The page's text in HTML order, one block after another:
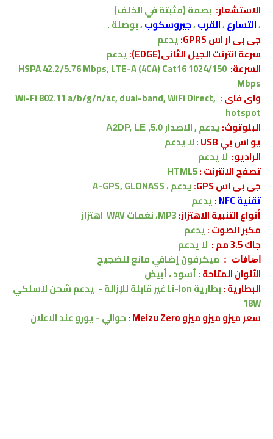
الاستشعار: بصمة (مثبتة في الخلف)
،التسارع،القرب،جيروسكوب، بوصلة .
جى بى ار اس GPRS:
يدعم
سرعة انترنت الجيل الثانى(EDGE):
يدعم
السرعة: HSPA 42.2/5.76 Mbps, LTE-A (4CA) Cat16 1024/150
Mbps
واى فاى : Wi-Fi 802.11 a/b/g/n/ac, dual-band, WiFi Direct,
hotspot
البلوتوث:يدعم , الاصدار 5.0, A2DP, LE
يو اس بي USB : لايدعم
الراديو: لا يدعم
تصفح الانترنت :HTML5
جى بى اس GPS:
يدعم ،A-GPS, GLONASS
تقنية NFC
:يدعم
أنواع التنبية الاهتزاز:
اهتزاز
مكبر الصوت :يدعم
جاك 3.5 مم :
لايدعم
اضافات : ميكرفون إضافي مانع للضجيج
الألوان المتاحة :أسود ، أبيض
البطارية :بطارية Li-Ion غير قابلة للإزالة - يدعمشحن لاسلكي
18W
سعر ميزو ميزو ميزو Meizu Zero :
حوالي - يوروعند الاعلان